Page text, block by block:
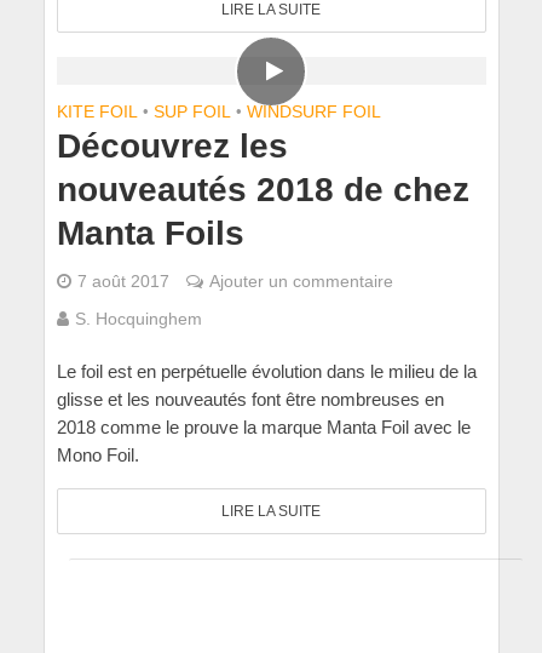
LIRE LA SUITE
KITE FOIL • SUP FOIL • WINDSURF FOIL
Découvrez les
nouveautés 2018 de chez
Manta Foils
7 août 2017
Ajouter un commentaire
S. Hocquinghem
Le foil est en perpétuelle évolution dans le milieu de la
glisse et les nouveautés font être nombreuses en
2018 comme le prouve la marque Manta Foil avec le
Mono Foil.
LIRE LA SUITE